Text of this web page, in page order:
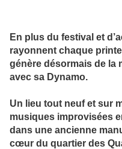
En plus du festival et
rayonnent chaque
génère désormais de la
avec sa Dynamo.
Un lieu tout neuf et sur
musiques improvisées
dans une ancienne
cœur du quartier des